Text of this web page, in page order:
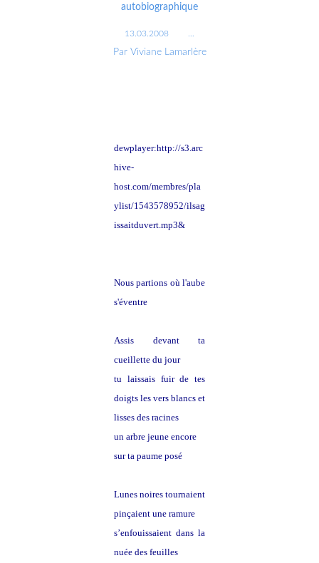
autobiographique
13.03.2008
Par Viviane Lamarlère
dewplayer:http://s3.arc
hive-
host.com/membres/pla
ylist/1543578952/ilsag
issaitduvert.mp3&
Nous partions où l'aube
s'éventre
Assis devant ta
cueillette du jour
tu laissais fuir de tes
doigts les vers blancs et
lisses des racines
un arbre jeune encore
sur ta paume posé
Lunes noires tournaient
pinçaient une ramure
s’enfouissaient dans la
nuée des feuilles